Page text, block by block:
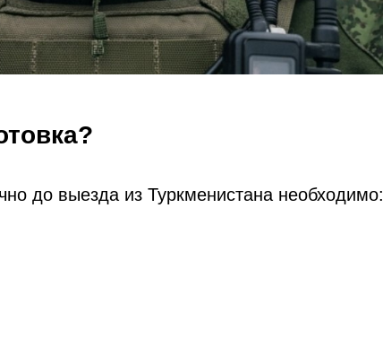
до выезда из Туркменистана необходимо: